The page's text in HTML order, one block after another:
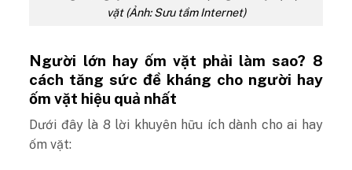
vặt (Ảnh: Sưu tầm Internet)
Người lớn hay ốm vặt phải làm sao? 8
cách tăng sức đề kháng cho người hay
ốm vặt hiệu quả nhất
Dưới đây là 8 lời khuyên hữu ích dành cho ai hay
ốm vặt: